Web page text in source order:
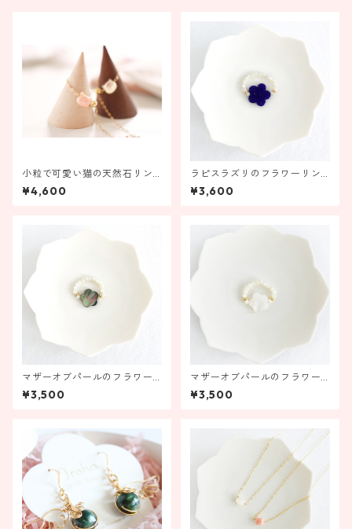
小粒で可愛い猫の天然石リン
グ
¥4,600
ラピスラズリのフラワーリン
グ【受注製作】
¥3,600
マザーオブパールのフラワー
リング ブラック【受注製
作】
¥3,500
マザーオブパールのフラワー
リング ホワイト【受注製
作】
¥3,500